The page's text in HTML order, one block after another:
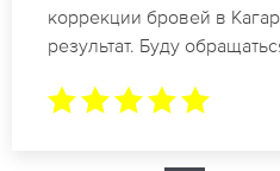
в Кагарлык. За 2